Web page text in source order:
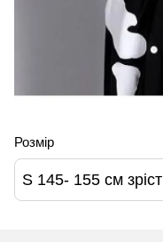
Розмір
S 145- 155 см зріст